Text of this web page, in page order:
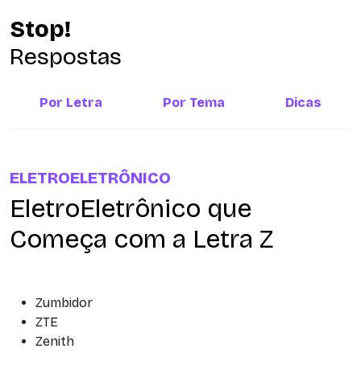
Stop!
Respostas
Por Letra Por Tema Dicas
ELETROELETRÔNICO
EletroEletrônico que
Começa com a Letra Z
Zumbidor
ZTE
Zenith